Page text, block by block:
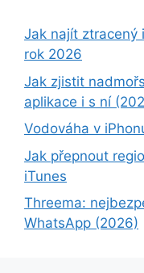
Jak najít ztracený
rok 2026
Jak zjistit
aplikace i s ní
Vodováha v
Jak přepnout
iTunes
Threema:
WhatsApp (2026)